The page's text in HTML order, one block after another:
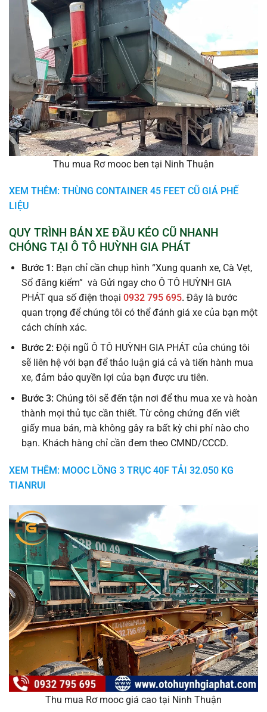
Thu mua Rơ mooc ben tại Ninh Thuận
XEM THÊM: THÙNG CONTAINER 45 FEET CŨ GIÁ PHẾ
LIỆU
QUY TRÌNH BÁN XE ĐẦU KÉO CŨ NHANH
CHÓNG TẠI Ô TÔ HUỲNH GIA PHÁT
Bước 1: Bạn chỉ cần chụp hình “Xung quanh xe, Cà Vẹt,
Sổ đăng kiểm” và Gửi ngay cho Ô TÔ HUỲNH GIA
PHÁT qua số điện thoại 0932 795 695. Đây là bước
quan trọng để chúng tôi có thể đánh giá xe của bạn một
cách chính xác.
Bước 2: Đội ngũ Ô TÔ HUỲNH GIA PHÁT của chúng tôi
sẽ liên hệ với bạn để thảo luận giá cả và tiến hành mua
xe, đảm bảo quyền lợi của bạn được ưu tiên.
Bước 3: Chúng tôi sẽ đến tận nơi để thu mua xe và hoàn
thành mọi thủ tục cần thiết. Từ công chứng đến viết
giấy mua bán, mà không gây ra bất kỳ chi phí nào cho
bạn. Khách hàng chỉ cần đem theo CMND/CCCD.
XEM THÊM: MOOC LỒNG 3 TRỤC 40F TẢI 32.050 KG
TIANRUI
Thu mua Rơ mooc giá cao tại Ninh Thuận